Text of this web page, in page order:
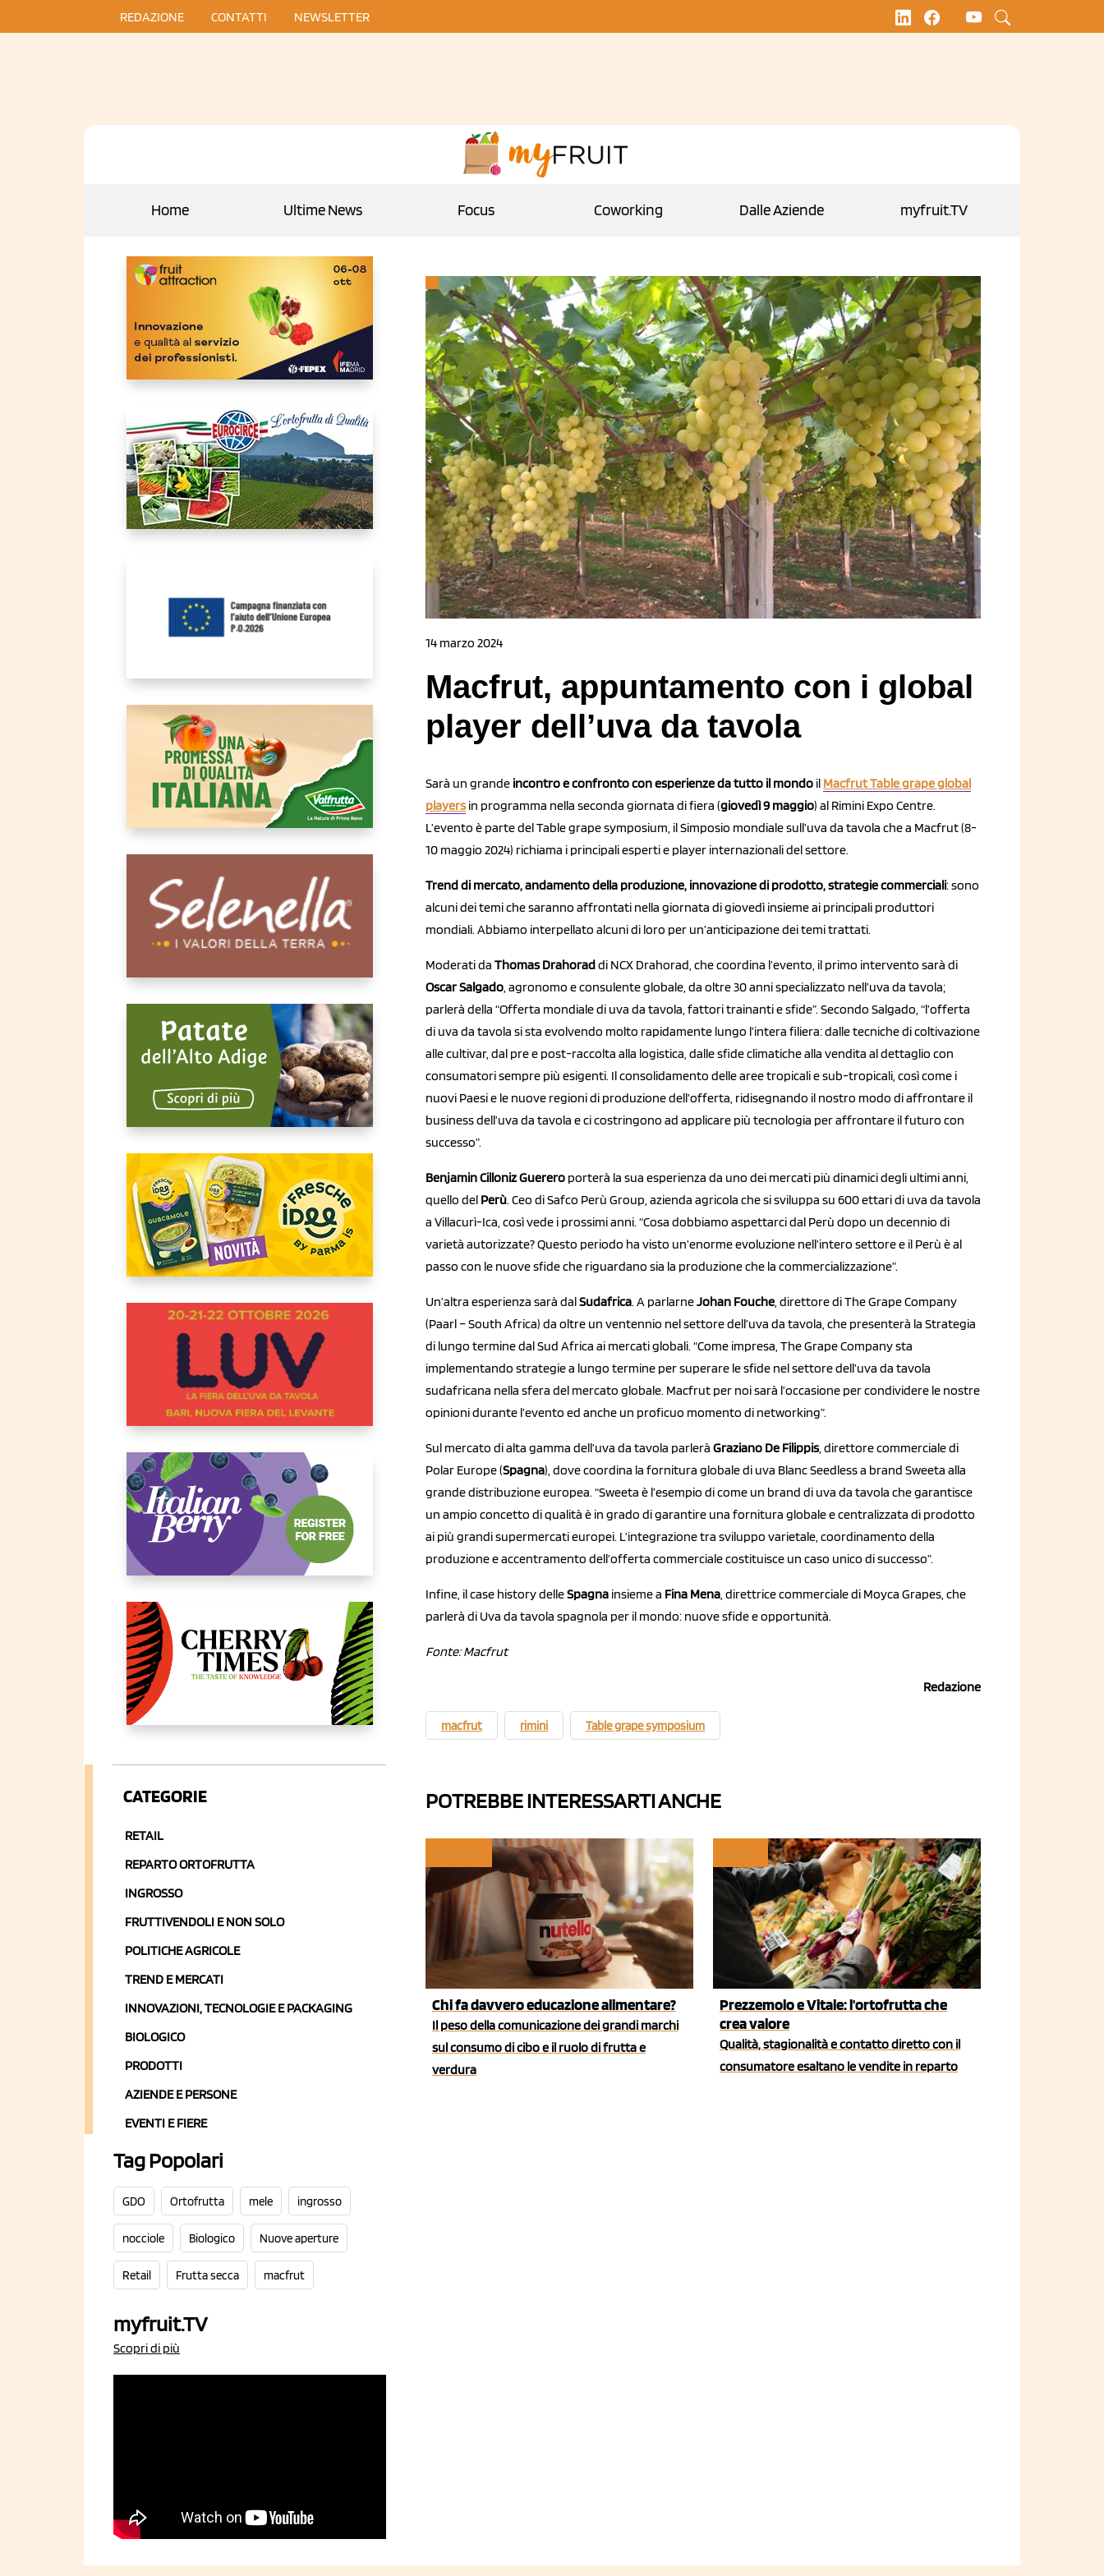
REDAZIONE CONTATTI NEWSLETTER
Home Ultime News Focus Coworking Dalle Aziende myfruit.TV
CATEGORIE
RETAIL
REPARTO ORTOFRUTTA
INGROSSO
FRUTTIVENDOLI E NON SOLO
POLITICHE AGRICOLE
TREND E MERCATI
INNOVAZIONI, TECNOLOGIE E PACKAGING
BIOLOGICO
PRODOTTI
AZIENDE E PERSONE
EVENTI E FIERE
Tag Popolari
GDO Ortofrutta mele ingrosso
nocciole Biologico Nuove aperture
Retail Frutta secca macfrut
myfruit.TV
Scopri di più
14 marzo 2024
Macfrut, appuntamento con i global
player dell’uva da tavola
Sarà un grande incontro e confronto con esperienze da tutto il mondo il Macfrut Table grape global
players in programma nella seconda giornata di fiera (giovedì 9 maggio) al Rimini Expo Centre.
L’evento è parte del Table grape symposium, il Simposio mondiale sull’uva da tavola che a Macfrut (8-
10 maggio 2024) richiama i principali esperti e player internazionali del settore.
Trend di mercato, andamento della produzione, innovazione di prodotto, strategie commerciali: sono
alcuni dei temi che saranno affrontati nella giornata di giovedì insieme ai principali produttori
mondiali. Abbiamo interpellato alcuni di loro per un’anticipazione dei temi trattati.
Moderati da Thomas Drahorad di NCX Drahorad, che coordina l’evento, il primo intervento sarà di
Oscar Salgado, agronomo e consulente globale, da oltre 30 anni specializzato nell’uva da tavola;
parlerà della “Offerta mondiale di uva da tavola, fattori trainanti e sfide”. Secondo Salgado, “l’offerta
di uva da tavola si sta evolvendo molto rapidamente lungo l’intera filiera: dalle tecniche di coltivazione
alle cultivar, dal pre e post-raccolta alla logistica, dalle sfide climatiche alla vendita al dettaglio con
consumatori sempre più esigenti. Il consolidamento delle aree tropicali e sub-tropicali, così come i
nuovi Paesi e le nuove regioni di produzione dell’offerta, ridisegnando il nostro modo di affrontare il
business dell’uva da tavola e ci costringono ad applicare più tecnologia per affrontare il futuro con
successo”.
Benjamin Cilloniz Guerero porterà la sua esperienza da uno dei mercati più dinamici degli ultimi anni,
quello del Perù. Ceo di Safco Perù Group, azienda agricola che si sviluppa su 600 ettari di uva da tavola
a Villacurì-Ica, così vede i prossimi anni. “Cosa dobbiamo aspettarci dal Perù dopo un decennio di
varietà autorizzate? Questo periodo ha visto un’enorme evoluzione nell’intero settore e il Perù è al
passo con le nuove sfide che riguardano sia la produzione che la commercializzazione”.
Un’altra esperienza sarà dalSudafrica. A parlarneJohan Fouche, direttore di The Grape Company
(Paarl – South Africa) da oltre un ventennio nel settore dell’uva da tavola, che presenterà la Strategia
di lungo termine dal Sud Africa ai mercati globali. “Come impresa, The Grape Company sta
implementando strategie a lungo termine per superare le sfide nel settore dell’uva da tavola
sudafricana nella sfera del mercato globale. Macfrut per noi sarà l’occasione per condividere le nostre
opinioni durante l’evento ed anche un proficuo momento di networking”.
Sul mercato di alta gamma dell’uva da tavola parlerà Graziano De Filippis, direttore commerciale di
Polar Europe (Spagna), dove coordina la fornitura globale di uva Blanc Seedless a brand Sweeta alla
grande distribuzione europea. “Sweeta è l’esempio di come un brand di uva da tavola che garantisce
un ampio concetto di qualità è in grado di garantire una fornitura globale e centralizzata di prodotto
ai più grandi supermercati europei. L’integrazione tra sviluppo varietale, coordinamento della
produzione e accentramento dell’offerta commerciale costituisce un caso unico di successo”.
Infine, il case history delleSpagna insieme a Fina Mena, direttrice commerciale di Moyca Grapes, che
parlerà di Uva da tavola spagnola per il mondo: nuove sfide e opportunità.
Fonte: Macfrut
Redazione
macfrut rimini Table grape symposium
POTREBBE INTERESSARTI ANCHE
Chi fa davvero educazione alimentare?
Il peso della comunicazione dei grandi marchi
sul consumo di cibo e il ruolo di frutta e
verdura
Prezzemolo e Vitale: l'ortofrutta che
crea valore
Qualità, stagionalità e contatto diretto con il
consumatore esaltano le vendite in reparto